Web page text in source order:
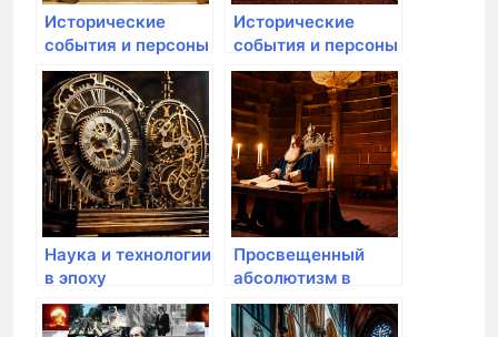
Исторические
события и персоны
эпохи
Возрождения
Исторические
события и персоны
эпохи
Возрождения
Наука и технологии
в эпоху
Возрождения
Просвещенный
абсолютизм в
эпоху
Возрождения